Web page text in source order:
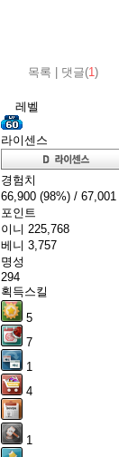
목록 댓글(1)
레벨
라이센스
경험치
66,900 (98%) / 67,001
포인트
이니 225,768
베니 3,757
명성
294
획득스킬
5
7
1
4
1